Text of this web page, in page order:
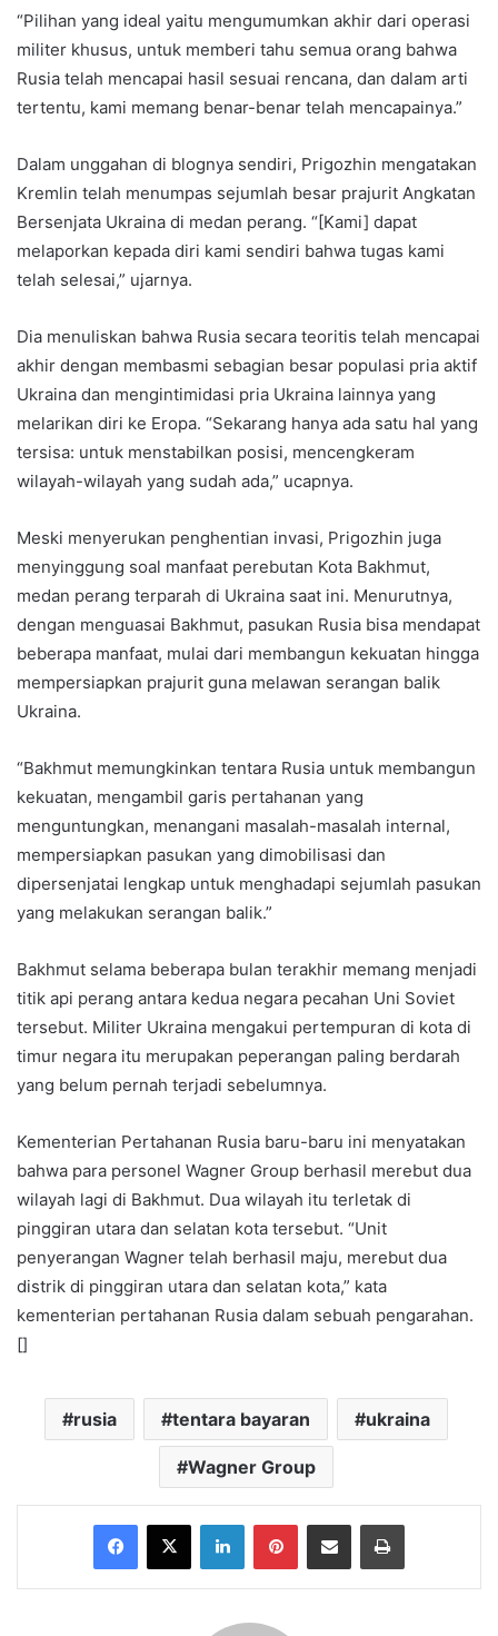
“Pilihan yang ideal yaitu mengumumkan akhir dari operasi
militer khusus, untuk memberi tahu semua orang bahwa
Rusia telah mencapai hasil sesuai rencana, dan dalam arti
tertentu, kami memang benar-benar telah mencapainya.”
Dalam unggahan di blognya sendiri, Prigozhin mengatakan
Kremlin telah menumpas sejumlah besar prajurit Angkatan
Bersenjata Ukraina di medan perang. “[Kami] dapat
melaporkan kepada diri kami sendiri bahwa tugas kami
telah selesai,” ujarnya.
Dia menuliskan bahwa Rusia secara teoritis telah mencapai
akhir dengan membasmi sebagian besar populasi pria aktif
Ukraina dan mengintimidasi pria Ukraina lainnya yang
melarikan diri ke Eropa. “Sekarang hanya ada satu hal yang
tersisa: untuk menstabilkan posisi, mencengkeram
wilayah-wilayah yang sudah ada,” ucapnya.
Meski menyerukan penghentian invasi, Prigozhin juga
menyinggung soal manfaat perebutan Kota Bakhmut,
medan perang terparah di Ukraina saat ini. Menurutnya,
dengan menguasai Bakhmut, pasukan Rusia bisa mendapat
beberapa manfaat, mulai dari membangun kekuatan hingga
mempersiapkan prajurit guna melawan serangan balik
Ukraina.
“Bakhmut memungkinkan tentara Rusia untuk membangun
kekuatan, mengambil garis pertahanan yang
menguntungkan, menangani masalah-masalah internal,
mempersiapkan pasukan yang dimobilisasi dan
dipersenjatai lengkap untuk menghadapi sejumlah pasukan
yang melakukan serangan balik.”
Bakhmut selama beberapa bulan terakhir memang menjadi
titik api perang antara kedua negara pecahan Uni Soviet
tersebut. Militer Ukraina mengakui pertempuran di kota di
timur negara itu merupakan peperangan paling berdarah
yang belum pernah terjadi sebelumnya.
Kementerian Pertahanan Rusia baru-baru ini menyatakan
bahwa para personel Wagner Group berhasil merebut dua
wilayah lagi di Bakhmut. Dua wilayah itu terletak di
pinggiran utara dan selatan kota tersebut. “Unit
penyerangan Wagner telah berhasil maju, merebut dua
distrik di pinggiran utara dan selatan kota,” kata
kementerian pertahanan Rusia dalam sebuah pengarahan.
[]
rusia tentara bayaran ukraina
Wagner Group
Facebook
X LinkedInPinterestShare via Email Print